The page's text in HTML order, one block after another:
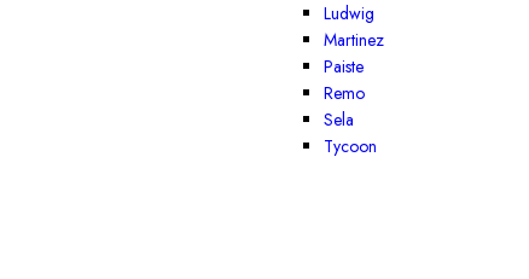
Ludwig
Martinez
Paiste
Remo
Sela
Tycoon